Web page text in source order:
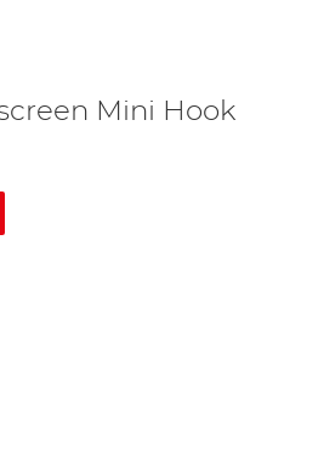
Mini Hook